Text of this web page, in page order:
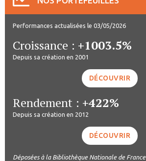
Performances actualisées le 03/05/2026
Croissance : +1003.5%
Depuis sa création en 2001
DÉCOUVRIR
Rendement : +422%
Depuis sa création en 2012
DÉCOUVRIR
Déposées à la Bibliothèque Nationale de France